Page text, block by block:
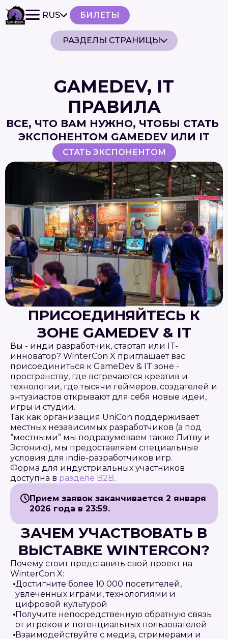
RUS БИЛЕТЫ
РАЗДЕЛЫ СТРАНИЦЫ
GAMEDEV, IT
ПРАВИЛА
ВСЕ, ЧТО ВАМ НУЖНО, ЧТОБЫ СТАТЬ
ЭКСПОНЕНТОМ GAMEDEV ИЛИ IT
СТАТЬ ЭКСПОНЕНТОМ
ПРИСОЕДИНЯЙТЕСЬ К
ЗОНЕ GAMEDEV & IT
Вы - инди разработчик, стартап или IT-
инноватор? WinterCon X приглашает вас
присоединиться к GameDev & IT зоне -
пространству, где встречаются креатив и
технологии, где тысячи геймеров, создателей и
энтузиастов открывают для себя новые идеи,
игры и студии.
Так как организация UniCon поддерживает
местных независимых разработчиков (а под
“местными” мы подразумеваем также Литву и
Эстонию), мы предоставляем специальные
условия для indie-разработчиков игр.
Форма для индустриальных участников
доступна в разделе B2B.
Прием заявок заканчивается 2 января
2026 года в 23:59.
ЗАЧЕМ УЧАСТВОВАТЬ В
ВЫСТАВКЕ WINTERCON?
Почему стоит представить свой проект на
WinterCon X:
Достигните более 10 000 посетителей,
увлечённых играми, технологиями и
цифровой культурой
Получите непосредственную обратную связь
от игроков и потенциальных пользователей
Взаимодействуйте с медиа, стримерами и